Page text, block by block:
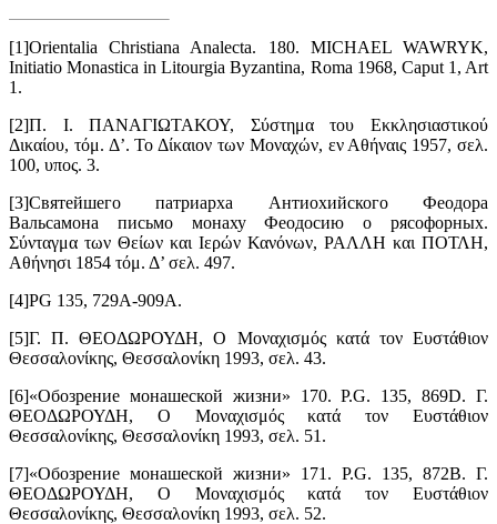
[1]Orientalia Christiana Analecta. 180. MICHAEL WAWRYK,
Initiatio Monastica in Litourgia Byzantina, Roma 1968, Caput 1, Art
1.
[2]Π. Ι. ΠΑΝΑΓΙΩΤΑΚΟΥ, Σύστημα του Εκκλησιαστικού
Δικαίου, τόμ. Δ’. Το Δίκαιον των Μοναχών, εν Αθήναις 1957, σελ.
100, υπος. 3.
[3]Святейшего патриарха Антиохийского Феодора
Вальсамона письмо монаху Феодосию о рясофорных.
Σύνταγμα των Θείων και Ιερών Κανόνων, ΡΑΛΛΗ και ΠΟΤΛΗ,
Αθήνησι 1854 τόμ. Δ’ σελ. 497.
[4]PG 135, 729Α-909Α.
[5]Γ. Π. ΘΕΟΔΩΡΟΥΔΗ, Ο Μοναχισμός κατά τον Ευστάθιον
Θεσσαλονίκης, Θεσσαλονίκη 1993, σελ. 43.
[6]«Обозрение монашеской жизни» 170. P.G. 135, 869D. Γ.
ΘΕΟΔΩΡΟΥΔΗ, Ο Μοναχισμός κατά τον Ευστάθιον
Θεσσαλονίκης, Θεσσαλονίκη 1993, σελ. 51.
[7]«Обозрение монашеской жизни» 171. P.G. 135, 872B. Γ.
ΘΕΟΔΩΡΟΥΔΗ, Ο Μοναχισμός κατά τον Ευστάθιον
Θεσσαλονίκης, Θεσσαλονίκη 1993, σελ. 52.